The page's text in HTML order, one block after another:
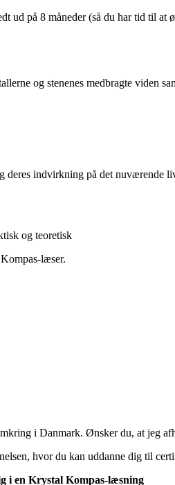
ud på 8 måneder (så du har tid til
og stenenes medbragte viden
indvirkning på det nuværende
og teoretisk
læser.
i Danmark. Ønsker du, at jeg
hvor du kan uddanne dig til
i en Krystal Kompas-læsning